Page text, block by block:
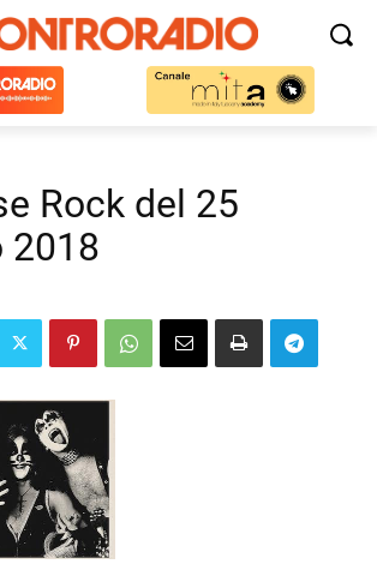
Rock del 25
2018